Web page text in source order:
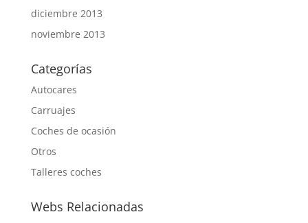
diciembre 2013
noviembre 2013
Categorías
Autocares
Carruajes
Coches de ocasión
Otros
Talleres coches
Webs Relacionadas